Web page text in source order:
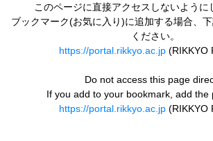
このページに直接アクセスしないように
ブックマーク(お気に入り)に追加する場合、
ください。
https://portal.rikkyo.ac.jp(RIKKYO
Do not access this page
If you add to your bookmark, add the
https://portal.rikkyo.ac.jp(RIKKYO